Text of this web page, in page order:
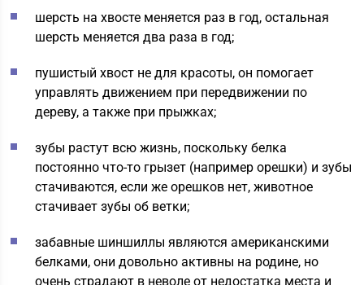
шерсть на хвосте меняется раз в год, остальная
шерсть меняется два раза в год;
пушистый хвост не для красоты, он помогает
управлять движением при передвижении по
дереву, а также при прыжках;
зубы растут всю жизнь, поскольку белка
постоянно что-то грызет (например орешки) и зубы
стачиваются, если же орешков нет, животное
стачивает зубы об ветки;
забавные шиншиллы являются американскими
белками, они довольно активны на родине, но
очень страдают в неволе от недостатка места и